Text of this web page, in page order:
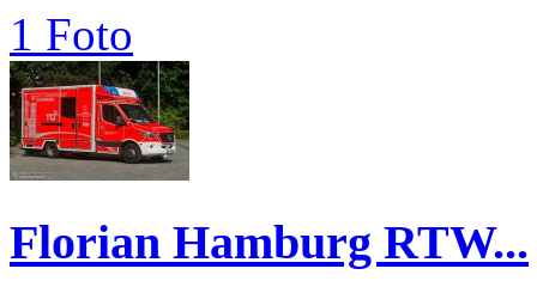
1 Foto
Florian Hamburg RTW...